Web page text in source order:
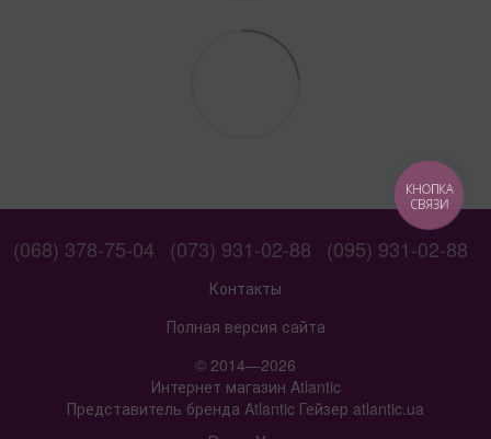
(068) 378-75-04 (073) 931-02-88 (095) 931-02-88
Контакты
Полная версия сайта
© 2014—2026
Интернет магазин Atlantic
Представитель бренда Atlantic Гейзер atlantic.ua
КНОПКА
СВЯЗИ